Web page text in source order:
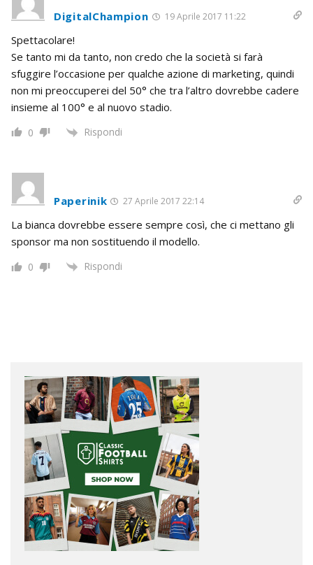
DigitalChampion 19 Aprile 2017 11:22
Spettacolare!
Se tanto mi da tanto, non credo che la società si farà
sfuggire l’occasione per qualche azione di marketing, quindi
non mi preoccuperei del 50° che tra l’altro dovrebbe cadere
insieme al 100° e al nuovo stadio.
0 Rispondi
Paperinik 27 Aprile 2017 22:14
La bianca dovrebbe essere sempre così, che ci mettano gli
sponsor ma non sostituendo il modello.
0 Rispondi